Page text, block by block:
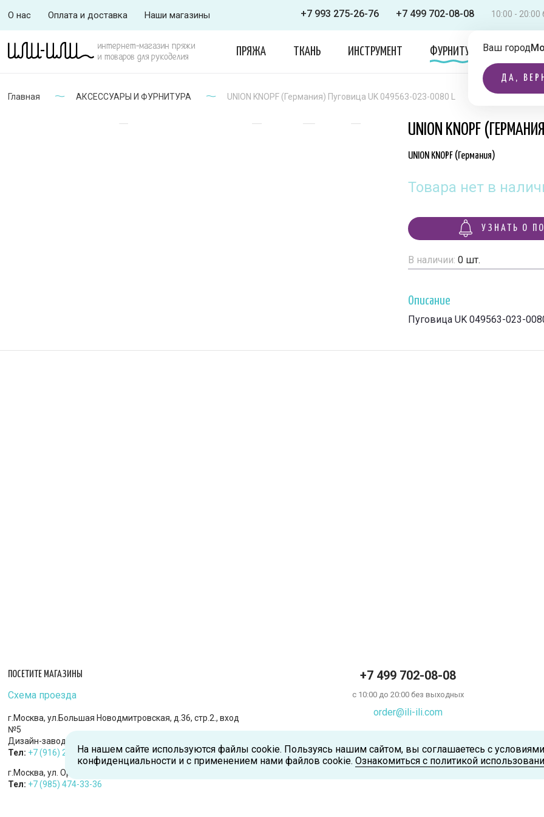
О нас Оплата и доставка Наши магазины +7 993 275-26-76 +7 499 702-08-08 10:00 -
Ваш город
ДА,
интернет-магазин пряжи
и товаров для рукоделия
ПРЯЖА ТКАНЬ ИНСТРУМЕНТ ФУРНИТУРА ОДЕЖДА
Главная АКСЕССУАРЫ И ФУРНИТУРА UNION KNOPF (Германия) Пуговица UK 049563-023-0080 L
UNION KNOPF
UNION KNOPF (Германия)
Товара нет в
УЗНАТЬ О
В наличии: 0 шт.
Описание
Пуговица UK 049563-023-
ПОСЕТИТЕ МАГАЗИНЫ
Схема проезда
г.Москва, ул.Большая Новодмитровская, д.36, стр.2., вход
№5
Дизайн-завод «FLACON»
Тел: +7 (916) 215-94-95
г.Москва, ул. Орджоникидзе, д.9, к.1
Тел: +7 (985) 474-33-36
+7 499 702-08-08
с 10:00 до 20:00 без выходных
order@ili-ili.com
На нашем сайте используются файлы cookie. Пользуясь нашим сайтом, вы соглашаетесь с
конфиденциальности и с применением нами файлов cookie. Ознакомиться с политикой